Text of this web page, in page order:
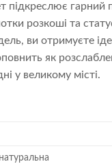
підкреслює гарний
розкоші та
ви отримуєте
як
у великому місті.